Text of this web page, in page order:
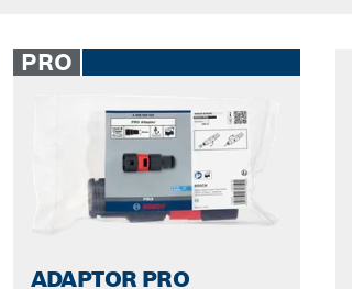
PRO
ADAPTOR PRO